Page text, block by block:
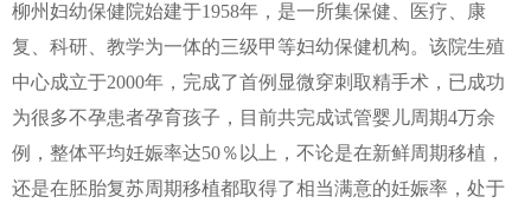
柳州妇幼保健院始建于1958年，是一所集保健、医疗、康
复、科研、教学为一体的三级甲等妇幼保健机构。该院生殖
中心成立于2000年，完成了首例显微穿刺取精手术，已成功
为很多不孕患者孕育孩子，目前共完成试管婴儿周期4万余
例，整体平均妊娠率达50％以上，不论是在新鲜周期移植，
还是在胚胎复苏周期移植都取得了相当满意的妊娠率，处于